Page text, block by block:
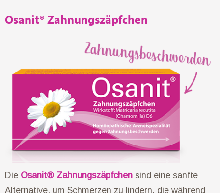
Osanit® Zahnungszäpfchen
Die Osanit® Zahnungszäpfchen sind eine sanfte
Alternative, um Schmerzen zu lindern, die während